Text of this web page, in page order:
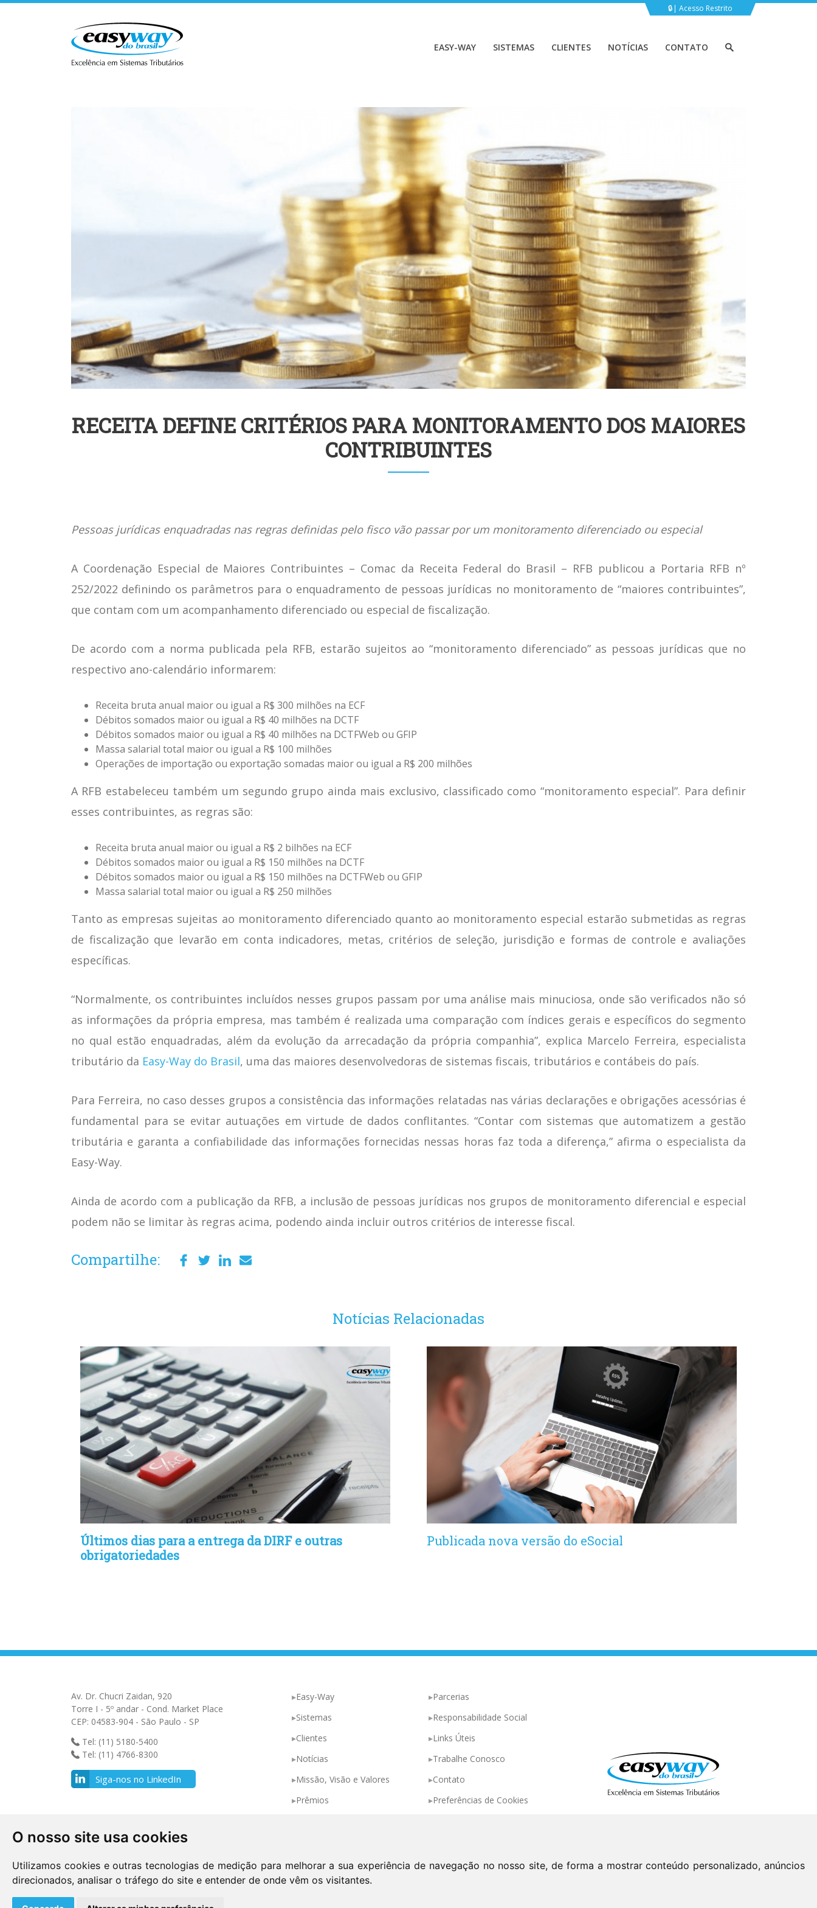
O nosso site usa cookies
Utilizamos cookies e outras tecnologias de medição para melhorar a sua experiência de navegação no nosso site, de forma a mostrar conteúdo personalizado, anúncios
direcionados, analisar o tráfego do site e entender de onde vêm os visitantes.
Acesso Restrito
EASY-WAY SISTEMAS CLIENTES NOTÍCIAS CONTATO
RECEITA DEFINE CRITÉRIOS PARA MONITORAMENTO DOS MAIORES
CONTRIBUINTES
Pessoas jurídicas enquadradas nas regras definidas pelo fisco vão passar por um monitoramento diferenciado ou especial
A Coordenação Especial de Maiores Contribuintes – Comac da Receita Federal do Brasil – RFB publicou a Portaria RFB nº
252/2022 definindo os parâmetros para o enquadramento de pessoas jurídicas no monitoramento de “maiores contribuintes”,
que contam com um acompanhamento diferenciado ou especial de fiscalização.
De acordo com a norma publicada pela RFB, estarão sujeitos ao “monitoramento diferenciado” as pessoas jurídicas que no
respectivo ano-calendário informarem:
Receita bruta anual maior ou igual a R$ 300 milhões na ECF
Débitos somados maior ou igual a R$ 40 milhões na DCTF
Débitos somados maior ou igual a R$ 40 milhões na DCTFWeb ou GFIP
Massa salarial total maior ou igual a R$ 100 milhões
Operações de importação ou exportação somadas maior ou igual a R$ 200 milhões
A RFB estabeleceu também um segundo grupo ainda mais exclusivo, classificado como “monitoramento especial”. Para definir
esses contribuintes, as regras são:
Receita bruta anual maior ou igual a R$ 2 bilhões na ECF
Débitos somados maior ou igual a R$ 150 milhões na DCTF
Débitos somados maior ou igual a R$ 150 milhões na DCTFWeb ou GFIP
Massa salarial total maior ou igual a R$ 250 milhões
Tanto as empresas sujeitas ao monitoramento diferenciado quanto ao monitoramento especial estarão submetidas as regras
de fiscalização que levarão em conta indicadores, metas, critérios de seleção, jurisdição e formas de controle e avaliações
específicas.
“Normalmente, os contribuintes incluídos nesses grupos passam por uma análise mais minuciosa, onde são verificados não só
as informações da própria empresa, mas também é realizada uma comparação com índices gerais e específicos do segmento
no qual estão enquadradas, além da evolução da arrecadação da própria companhia”, explica Marcelo Ferreira, especialista
tributário da Easy-Way do Brasil, uma das maiores desenvolvedoras de sistemas fiscais, tributários e contábeis do país.
Para Ferreira, no caso desses grupos a consistência das informações relatadas nas várias declarações e obrigações acessórias é
fundamental para se evitar autuações em virtude de dados conflitantes. “Contar com sistemas que automatizem a gestão
tributária e garanta a confiabilidade das informações fornecidas nessas horas faz toda a diferença,” afirma o especialista da
Easy-Way.
Ainda de acordo com a publicação da RFB, a inclusão de pessoas jurídicas nos grupos de monitoramento diferencial e especial
podem não se limitar às regras acima, podendo ainda incluir outros critérios de interesse fiscal.
Compartilhe:
Notícias Relacionadas
Últimos dias para a entrega da DIRF e outras
obrigatoriedades
Publicada nova versão do eSocial
Av. Dr. Chucri Zaidan, 920
Torre I - 5º andar - Cond. Market Place
CEP: 04583-904 - São Paulo - SP
Tel: (11) 5180-5400
Tel: (11) 4766-8300
Siga-nos no LinkedIn
Easy-Way
Sistemas
Clientes
Notícias
Missão, Visão e Valores
Prêmios
Parcerias
Responsabilidade Social
Links Úteis
Trabalhe Conosco
Contato
Preferências de Cookies
Política de Privacidade